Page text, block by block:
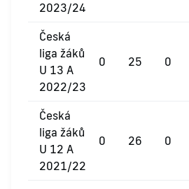
2023/24
Česká
liga žáků
U 13 A
2022/23
0 25 0
Česká
liga žáků
U 12 A
2021/22
0 26 0